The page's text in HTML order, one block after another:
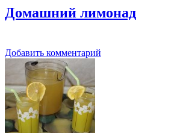
Домашний лимонад
Добавить комментарий